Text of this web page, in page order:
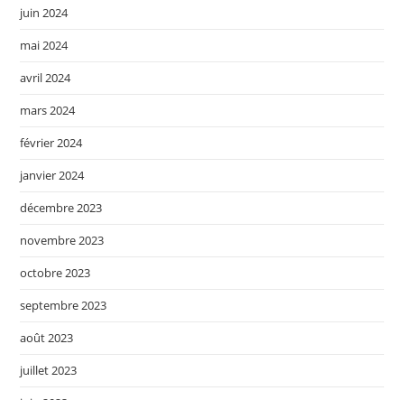
juin 2024
mai 2024
avril 2024
mars 2024
février 2024
janvier 2024
décembre 2023
novembre 2023
octobre 2023
septembre 2023
août 2023
juillet 2023